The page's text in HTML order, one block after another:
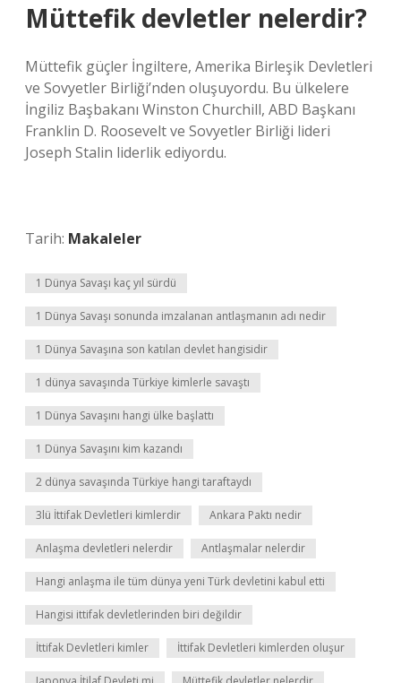
Müttefik devletler nelerdir?
Müttefik güçler İngiltere, Amerika Birleşik Devletleri
ve Sovyetler Birliği’nden oluşuyordu. Bu ülkelere
İngiliz Başbakanı Winston Churchill, ABD Başkanı
Franklin D. Roosevelt ve Sovyetler Birliği lideri
Joseph Stalin liderlik ediyordu.
Tarih: Makaleler
1 Dünya Savaşı kaç yıl sürdü
1 Dünya Savaşı sonunda imzalanan antlaşmanın adı nedir
1 Dünya Savaşına son katılan devlet hangisidir
1 dünya savaşında Türkiye kimlerle savaştı
1 Dünya Savaşını hangi ülke başlattı
1 Dünya Savaşını kim kazandı
2 dünya savaşında Türkiye hangi taraftaydı
3lü İttifak Devletleri kimlerdir Ankara Paktı nedir
Anlaşma devletleri nelerdir Antlaşmalar nelerdir
Hangi anlaşma ile tüm dünya yeni Türk devletini kabul etti
Hangisi ittifak devletlerinden biri değildir
İttifak Devletleri kimler İttifak Devletleri kimlerden oluşur